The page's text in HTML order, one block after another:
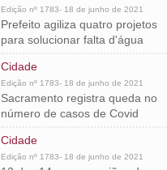
Edição nº 1783- 18 de junho de 2021
Prefeito agiliza quatro projetos
para solucionar falta d'água
Cidade
Edição nº 1783- 18 de junho de 2021
Sacramento registra queda no
número de casos de Covid
Cidade
Edição nº 1783- 18 de junho de 2021